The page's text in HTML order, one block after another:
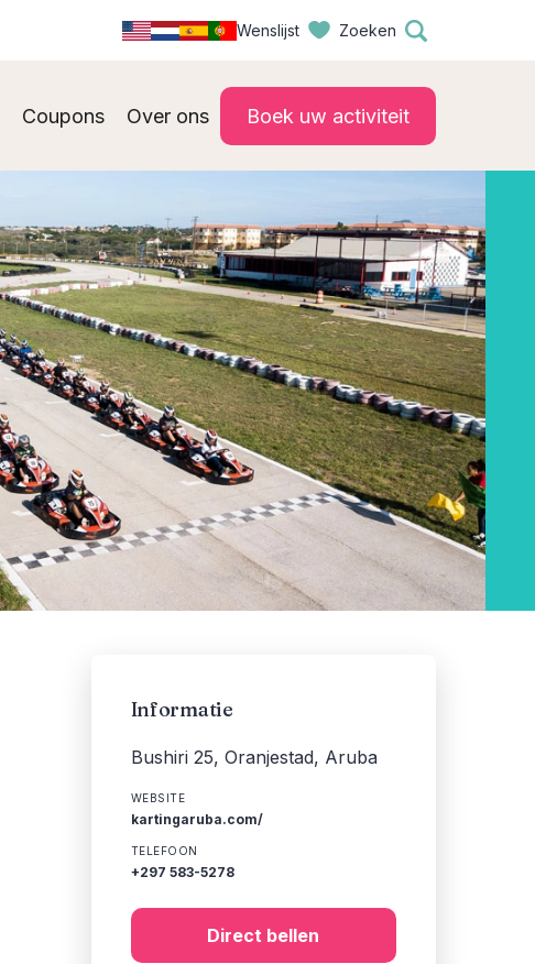
Wenslijst Zoeken
Coupons Over ons Boek uw activiteit
Informatie
Bushiri 25, Oranjestad, Aruba
WEBSITE
kartingaruba.com/
TELEFOON
+297 583-5278
Direct bellen